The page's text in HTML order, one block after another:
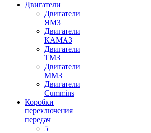
Двигатели
Двигатели
ЯМЗ
Двигатели
КАМАЗ
Двигатели
ТМЗ
Двигатели
ММЗ
Двигатели
Cummins
Коробки
переключения
передач
5